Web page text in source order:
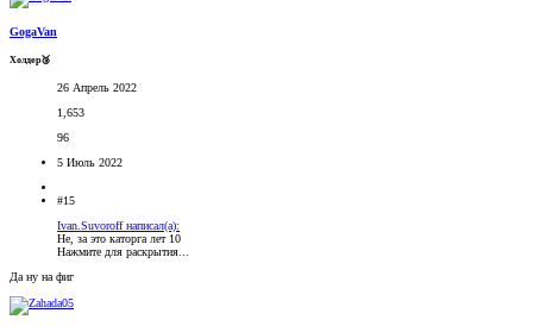
GogaVan
Холдер🥉
26 Апрель 2022
1,653
96
5 Июль 2022
#15
Ivan.Suvoroff написал(а):
Не, за это каторга лет 10
Нажмите для раскрытия...
Да ну на фиг